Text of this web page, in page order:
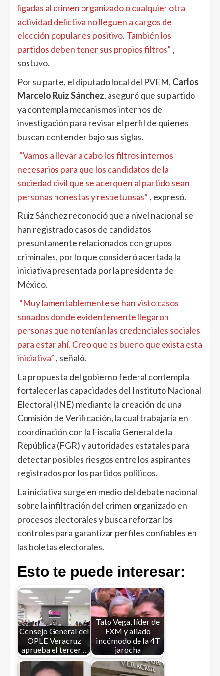
ligadas al crimen organizado o cualquier otra
actividad delictiva no lleguen a cargos de
elección popular es positivo. También los
partidos deben tener sus propios filtros” ,
sostuvo.
Por su parte, el diputado local del PVEM, Carlos
Marcelo Ruiz Sánchez, aseguró que su partido
ya contempla mecanismos internos de
investigación para revisar el perfil de quienes
buscan contender bajo sus siglas.
“Vamos a llevar a cabo los filtros internos
necesarios para que los candidatos de la
sociedad civil que se acerquen al partido sean
personas honestas y respetuosas” , expresó.
Ruiz Sánchez reconoció que a nivel nacional se
han registrado casos de candidatos
presuntamente relacionados con grupos
criminales, por lo que consideró acertada la
iniciativa presentada por la presidenta de
México.
“Muy lamentablemente se han visto casos
sonados donde evidentemente llegaron
personas que no tenían las credenciales sociales
para estar ahí. Creo que es bueno que exista esta
iniciativa” , señaló.
La propuesta del gobierno federal contempla
fortalecer las capacidades del Instituto Nacional
Electoral (INE) mediante la creación de una
Comisión de Verificación, la cual trabajaría en
coordinación con la Fiscalía General de la
República (FGR) y autoridades estatales para
detectar posibles riesgos entre los aspirantes
registrados por los partidos políticos.
La iniciativa surge en medio del debate nacional
sobre la infiltración del crimen organizado en
procesos electorales y busca reforzar los
controles para garantizar perfiles confiables en
las boletas electorales.
Esto te puede interesar:
Consejo General del
OPLE Veracruz
aprueba el tercer…
Tato Vega, líder de
FXM y aliado
incómodo de la 4T
jarocha